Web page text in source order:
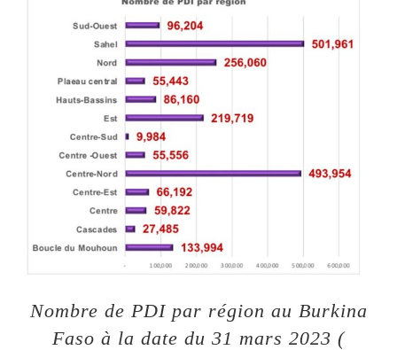
Nombre de PDI par région au Burkina
Faso à la date du 31 mars 2023 (